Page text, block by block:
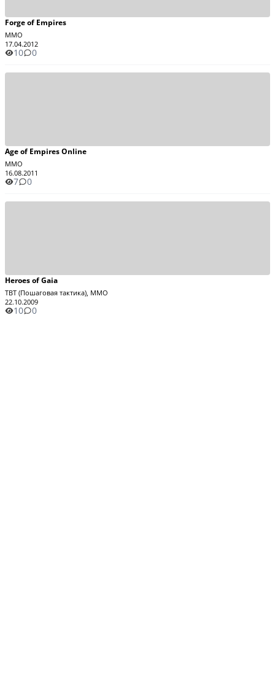
Forge of Empires
MMO
17.04.2012
10 0
Age of Empires Online
MMO
16.08.2011
7 0
Heroes of Gaia
TBT (Пошаговая тактика), MMO
22.10.2009
10 0